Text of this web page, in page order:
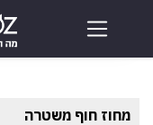
מחוז חוף משטרה